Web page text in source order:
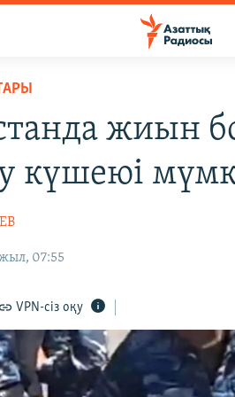
жиын
күшеюі
07:55
VPN-сіз оқу